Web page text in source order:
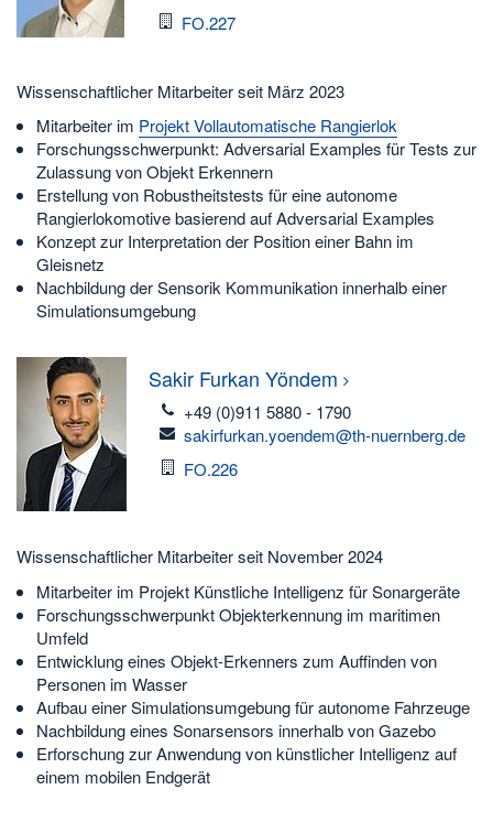
Raum
FO.227
Wissenschaftlicher Mitarbeiter seit März 2023
Mitarbeiter im Projekt Vollautomatische Rangierlok
Forschungsschwerpunkt: Adversarial Examples für Tests zur
Zulassung von Objekt Erkennern
Erstellung von Robustheitstests für eine autonome
Rangierlokomotive basierend auf Adversarial Examples
Konzept zur Interpretation der Position einer Bahn im
Gleisnetz
Nachbildung der Sensorik Kommunikation innerhalb einer
Simulationsumgebung
Sakir Furkan Yöndem
telefon
+49 (0)911 5880 - 1790
email
sakirfurkan.yoendem@th-nuernberg.de
Raum
FO.226
Wissenschaftlicher Mitarbeiter seit November 2024
Mitarbeiter im Projekt Künstliche Intelligenz für Sonargeräte
Forschungsschwerpunkt Objekterkennung im maritimen
Umfeld
Entwicklung eines Objekt-Erkenners zum Auffinden von
Personen im Wasser
Aufbau einer Simulationsumgebung für autonome Fahrzeuge
Nachbildung eines Sonarsensors innerhalb von Gazebo
Erforschung zur Anwendung von künstlicher Intelligenz auf
einem mobilen Endgerät